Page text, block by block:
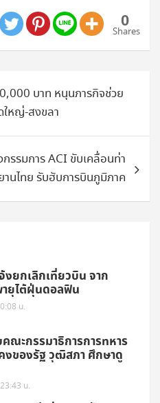
0
Shares
บาท หนุนภารกิจช่วย
ใหญ่-สงขลา
รรมการ ACI ขับเคลื่อนท่า
านไทย รับฮับการบินภูมิภาค
งยกเลิกเที่ยวบิน จาก
ยุไต้ฝุ่นดอลฟิน
น.
ณะกรรมาธิการการทหาร
งของรัฐ วุฒิสภา ศึกษาดู
น.